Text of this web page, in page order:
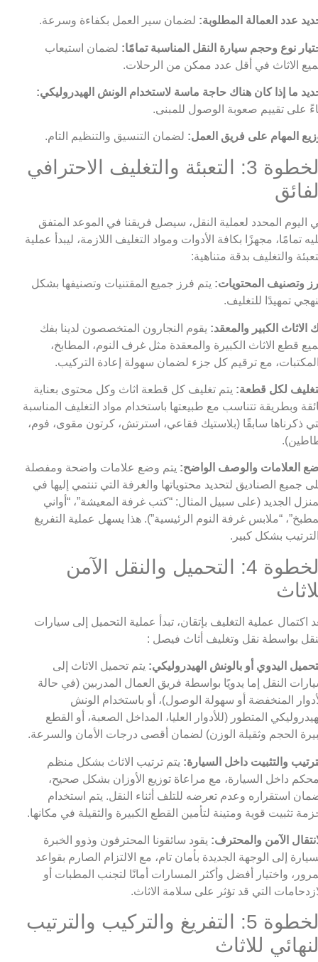
عدد العمالة المطلوبة: لضمان سير العمل بكفاءة وسرعة.
نوع وحجم سيارة النقل المناسبة تمامًا: لضمان استيعاب
الاثاث في أقل عدد ممكن من الرحلات.
ما إذا كان هناك حاجة ماسة لاستخدام الونش الهيدروليكي:
على تقييم صعوبة الوصول للمبنى.
المهام على فريق العمل: لضمان التنسيق والتنظيم التام.
الخطوة 3: التعبئة والتغليف الاحترافي
اليوم المحدد لعملية النقل، سيصل فريقنا في الموعد المتفق
تمامًا، مجهزًا بكافة الأدوات ومواد التغليف اللازمة، ليبدأ عملية
والتغليف بدقة متناهية:
وتصنيف المحتويات: يتم فرز جميع المقتنيات وتصنيفها بشكل
تمهيدًا للتغليف.
الاثاث الكبير والمعقد: يقوم النجارون المتخصصون لدينا بفك
قطع الاثاث الكبيرة والمعقدة مثل غرف النوم، المطابخ،
مع ترقيم كل جزء لضمان سهولة إعادة التركيب.
لكل قطعة: يتم تغليف كل قطعة اثاث وكل محتوى بعناية
وبطريقة تتناسب مع طبيعتها باستخدام مواد التغليف المناسبة
ذكرناها سابقًا (بلاستيك فقاعي، استرتش، كرتون مقوى، فوم،
العلامات والوصف الواضح: يتم وضع علامات واضحة ومفصلة
جميع الصناديق لتحديد محتوياتها والغرفة التي تنتمي إليها في
الجديد (على سبيل المثال: “كتب غرفة المعيشة”، “أواني
“ملابس غرفة النوم الرئيسية”). هذا يسهل عملية التفريغ
بشكل كبير.
الخطوة 4: التحميل والنقل الآمن
اكتمال عملية التغليف بإتقان، تبدأ عملية التحميل إلى سيارات
بواسطة نقل وتغليف أثاث فيصل :
اليدوي أو بالونش الهيدروليكي: يتم تحميل الاثاث إلى
النقل إما يدويًا بواسطة فريق العمال المدربين (في حالة
المنخفضة أو سهولة الوصول)، أو باستخدام الونش
المتطور (للأدوار العليا، المداخل الصعبة، أو القطع
الحجم وثقيلة الوزن) لضمان أقصى درجات الأمان والسرعة.
والتثبيت داخل السيارة: يتم ترتيب الاثاث بشكل منظم
داخل السيارة، مع مراعاة توزيع الأوزان بشكل صحيح،
استقراره وعدم تعرضه للتلف أثناء النقل. يتم استخدام
تثبيت قوية ومتينة لتأمين القطع الكبيرة والثقيلة في مكانها.
الآمن والمحترف: يقود سائقونا المحترفون وذوو الخبرة
إلى الوجهة الجديدة بأمان تام، مع الالتزام الصارم بقواعد
واختيار أفضل وأكثر المسارات أمانًا لتجنب المطبات أو
التي قد تؤثر على سلامة الاثاث.
الخطوة 5: التفريغ والتركيب والترتيب
للاثاث